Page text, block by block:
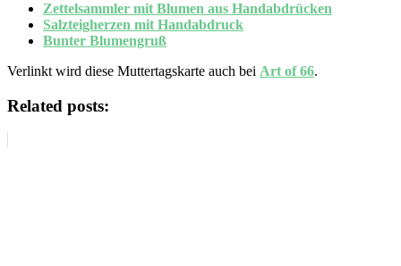
Zettelsammler mit Blumen aus Handabdrücken
Salzteigherzen mit Handabdruck
Bunter Blumengruß
Verlinkt wird diese Muttertagskarte auch bei Art of 66.
Related posts: